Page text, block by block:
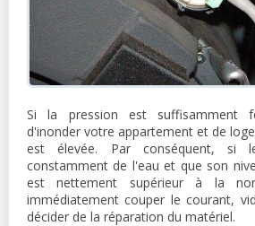
Si la pression est suffisamment
d'inonder votre appartement et de
est élevée. Par conséquent, si
constamment de l'eau et que son
est nettement supérieur à la
immédiatement couper le courant,
décider de la réparation du matériel.